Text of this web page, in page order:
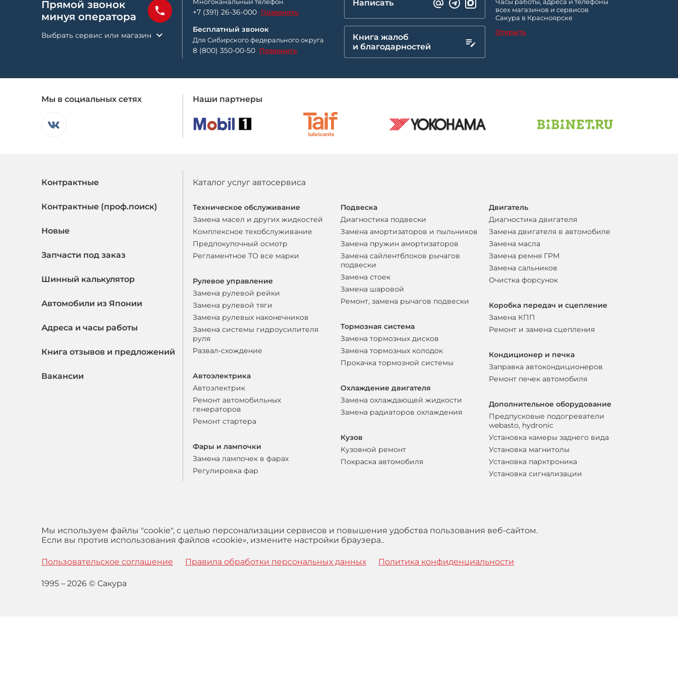
Прямой звонок
минуя оператора
Выбрать сервис или магазин
+7 (391) 26-36-000 Позвонить
Бесплатный звонок
Для Сибирского федерального округа
8 (800) 350-00-50 Позвонить
Написать
Книга жалоб
и благодарностей
всех магазинов и сервисов
Сакура в Красноярске
Открыть
Мы в социальных сетях Наши партнеры
Контрактные
Контрактные (проф.поиск)
Новые
Запчасти под заказ
Шинный калькулятор
Автомобили из Японии
Адреса и часы работы
Книга отзывов и предложений
Вакансии
Каталог услуг автосервиса
Техническое обслуживание
Замена масел и других жидкостей
Комплексное техобслуживание
Предпокупочный осмотр
Регламентное ТО все марки
Рулевое управление
Замена рулевой рейки
Замена рулевой тяги
Замена рулевых наконечников
Замена системы гидроусилителя
руля
Развал-схождение
Автоэлектрика
Автоэлектрик
Ремонт автомобильных
генераторов
Ремонт стартера
Фары и лампочки
Замена лампочек в фарах
Регулировка фар
Подвеска
Диагностика подвески
Замена амортизаторов и пыльников
Замена пружин амортизаторов
Замена сайлентблоков рычагов
подвески
Замена стоек
Замена шаровой
Ремонт, замена рычагов подвески
Тормозная система
Замена тормозных дисков
Замена тормозных колодок
Прокачка тормозной системы
Охлаждение двигателя
Замена охлаждающей жидкости
Замена радиаторов охлаждения
Кузов
Кузовной ремонт
Покраска автомобиля
Двигатель
Диагностика двигателя
Замена двигателя в автомобиле
Замена масла
Замена ремня ГРМ
Замена сальников
Очистка форсунок
Коробка передач и сцепление
Замена КПП
Ремонт и замена сцепления
Кондиционер и печка
Заправка автокондиционеров
Ремонт печек автомобиля
Дополнительное оборудование
Предпусковые подогреватели
webasto, hydronic
Установка камеры заднего вида
Установка магнитолы
Установка парктроника
Установка сигнализации
Мы используем файлы "cookie", с целью персонализации сервисов и повышения удобства пользования веб-сайтом.
Если вы против использования файлов «cookie», измените настройки браузера..
Пользовательское соглашение Правила обработки персональных данных Политика конфиденциальности
1995 – 2026 © Сакура